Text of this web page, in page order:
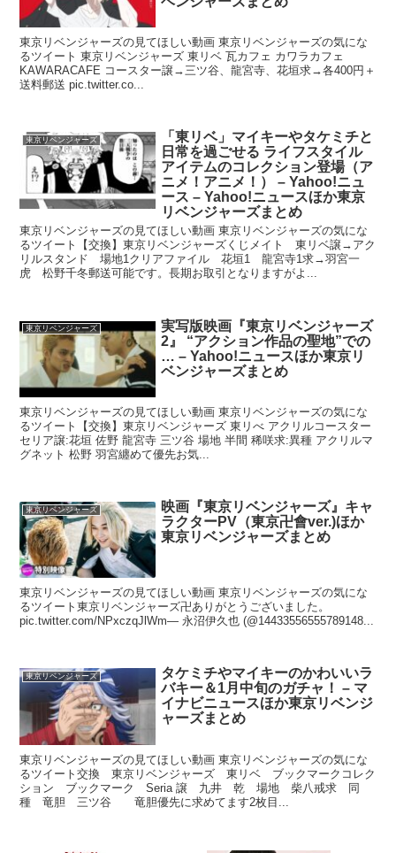
東京リベンジャーズの見てほしい動画 東京リベンジャーズの気にな
るツイート 東京リベンジャーズ 東リベ 瓦カフェ カワラカフェ
KAWARACAFE コースター譲→三ツ谷、龍宮寺、花垣求→各400円＋
送料郵送 pic.twitter.co...
東京リベンジャーズ
「東リベ」マイキーやタケミチと
日常を過ごせる ライフスタイル
アイテムのコレクション登場（ア
ニメ！アニメ！） – Yahoo!ニュ
ース – Yahoo!ニュースほか東京
リベンジャーズまとめ
東京リベンジャーズの見てほしい動画 東京リベンジャーズの気にな
るツイート【交換】東京リベンジャーズくじメイト 東リベ譲→アク
リルスタンド 場地1クリアファイル 花垣1 龍宮寺1求→羽宮一
虎 松野千冬郵送可能です。長期お取引となりますがよ...
東京リベンジャーズ
実写版映画『東京リベンジャーズ
2』 “アクション作品の聖地”での
… – Yahoo!ニュースほか東京リ
ベンジャーズまとめ
東京リベンジャーズの見てほしい動画 東京リベンジャーズの気にな
るツイート【交換】東京リベンジャーズ 東リべ アクリルコースター
セリア譲:花垣 佐野 龍宮寺 三ツ谷 場地 半間 稀咲求:異種 アクリルマ
グネット 松野 羽宮纏めて優先お気...
東京リベンジャーズ
映画『東京リベンジャーズ』キャ
ラクターPV（東京卍會ver.)ほか
東京リベンジャーズまとめ
東京リベンジャーズの見てほしい動画 東京リベンジャーズの気にな
るツイート東京リベンジャーズ卍ありがとうございました。
pic.twitter.com/NPxczqJlWm— 永沼伊久也 (@14433556555789148...
東京リベンジャーズ
タケミチやマイキーのかわいいラ
バキー＆1月中旬のガチャ！ – マ
イナビニュースほか東京リベンジ
ャーズまとめ
東京リベンジャーズの見てほしい動画 東京リベンジャーズの気にな
るツイート交換 東京リベンジャーズ 東リベ ブックマークコレク
ション ブックマーク Seria 譲 九井 乾 場地 柴八戒求 同
種 竜胆 三ツ谷 竜胆優先に求めてます2枚目...